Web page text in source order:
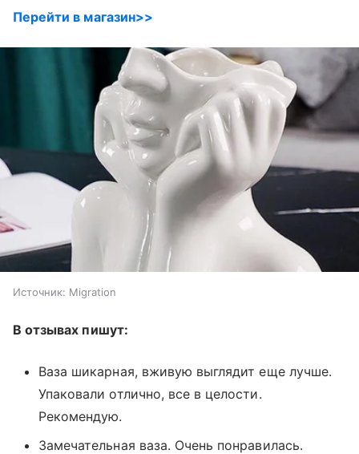
Перейти в магазин>>
Источник: Migration
В отзывах пишут:
Ваза шикарная, вживую выглядит еще лучше.
Упаковали отлично, все в целости.
Рекомендую.
Замечательная ваза. Очень понравилась.